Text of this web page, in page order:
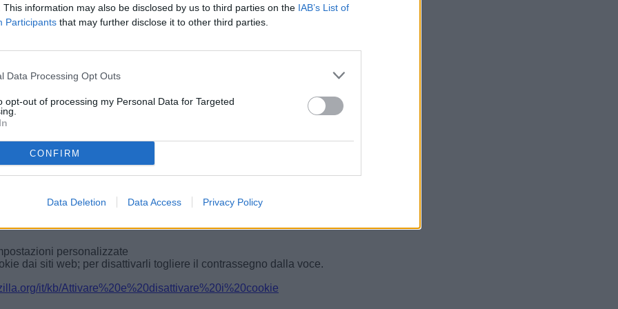
This information may also be disclosed by us to third parties on the IAB’s List of
Participants that may further disclose it to other third parties.
Data Processing Opt Outs
opt-out of processing my Personal Data for Targeted
CONFIRM
Data Deletion Data Access Privacy Policy
e sicurezza".
ai siti di salvare e leggere i dati dei cookie
accounts/answer/61416?hl=it
browser a fianco della finestra di inserimento url per la navigazione
personalizzate
dai siti web; per disattivarli togliere il contrassegno dalla voce.
it/kb/Attivare%20e%20disattivare%20i%20cookie